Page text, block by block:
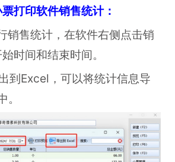
打印软件销售统计：
售统计，在软件右侧点击销
时间和结束时间。
Excel，可以将统计信息导